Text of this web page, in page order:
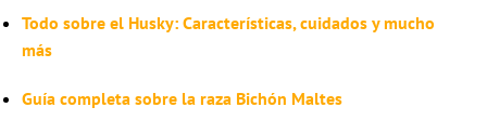
Todo sobre el Husky: Características, cuidados y mucho
más
Guía completa sobre la raza Bichón Maltes